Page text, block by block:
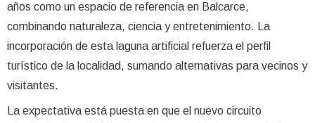
años como un espacio de referencia en Balcarce,
combinando naturaleza, ciencia y entretenimiento. La
incorporación de esta laguna artificial refuerza el perfil
turístico de la localidad, sumando alternativas para vecinos y
visitantes.
La expectativa está puesta en que el nuevo circuito